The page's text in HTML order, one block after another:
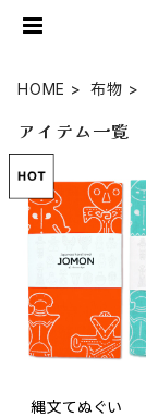
HOME 布物
アイテム一覧
縄文てぬぐい